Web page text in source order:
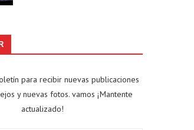
para recibir nuevas publicaciones
y nuevas fotos. vamos ¡Mantente
actualizado!